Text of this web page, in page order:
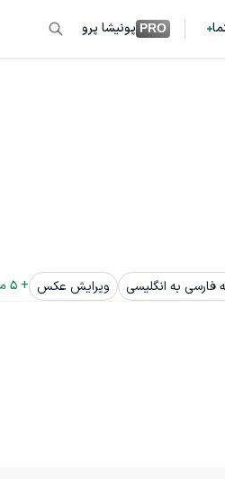
PRO پونیشا پرو
فارسی به انگلیسی ویرایش عکس +
5